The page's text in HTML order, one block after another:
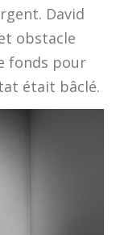
David
obstacle
fonds pour
était bâclé.